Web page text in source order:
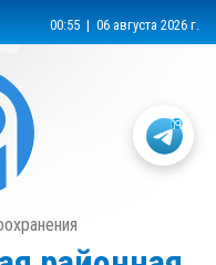
00:55 | 06 августа 2026 г.